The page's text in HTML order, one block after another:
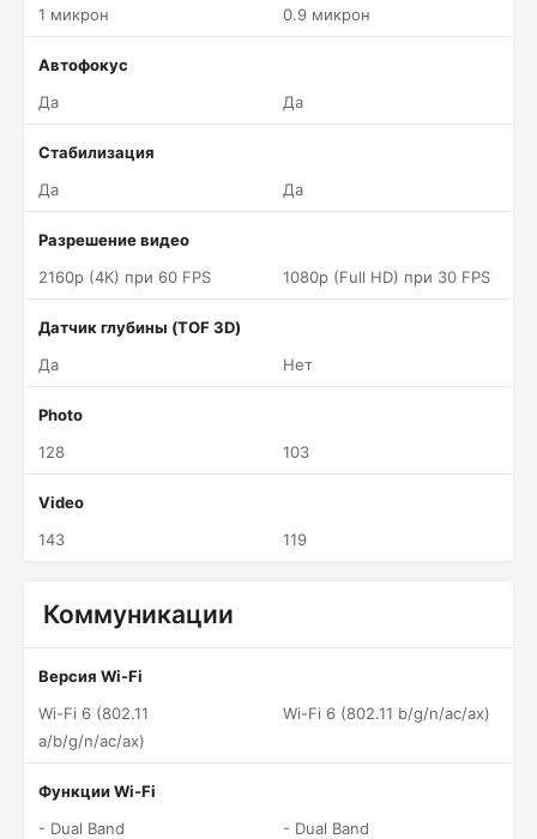
1 микрон
0.9 микрон
Автофокус
Да
Да
Стабилизация
Да
Да
Разрешение видео
2160p (4K) при 60 FPS
1080p (Full HD) при 30 FPS
Датчик глубины (TOF 3D)
Да
Нет
Photo
128
103
Video
143
119
Коммуникации
Версия Wi-Fi
Wi-Fi 6 (802.11
a/b/g/n/ac/ax)
Wi-Fi 6 (802.11 b/g/n/ac/ax)
Функции Wi-Fi
- Dual Band
- Dual Band